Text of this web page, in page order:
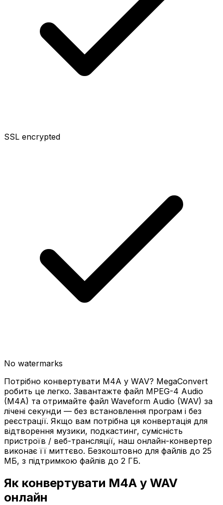
SSL encrypted
No watermarks
Потрібно конвертувати M4A у WAV? MegaConvert
робить це легко. Завантажте файл MPEG-4 Audio
(M4A) та отримайте файл Waveform Audio (WAV) за
лічені секунди — без встановлення програм і без
реєстрації. Якщо вам потрібна ця конвертація для
відтворення музики, подкастинг, сумісність
пристроїв / веб-трансляції, наш онлайн-конвертер
виконає її миттєво. Безкоштовно для файлів до 25
МБ, з підтримкою файлів до 2 ГБ.
Як конвертувати M4A у WAV
онлайн